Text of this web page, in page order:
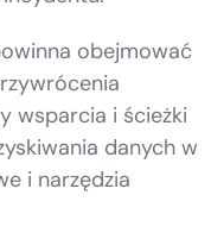
obejmować
wsparcia i ścieżki
danych w
i narzędzia